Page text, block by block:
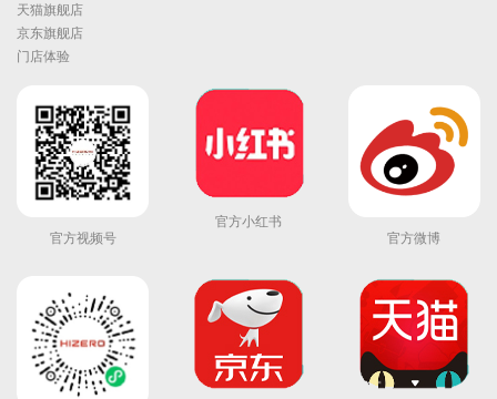
天猫旗舰店
京东旗舰店
门店体验
官方视频号
官方小红书
官方微博